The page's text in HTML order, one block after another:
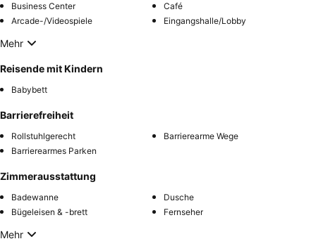
Business Center
Café
Arcade-/Videospiele
Eingangshalle/Lobby
Mehr
Reisende mit Kindern
Babybett
Barrierefreiheit
Rollstuhlgerecht
Barrierearme Wege
Barrierearmes Parken
Zimmerausstattung
Badewanne
Dusche
Bügeleisen & -brett
Fernseher
Mehr